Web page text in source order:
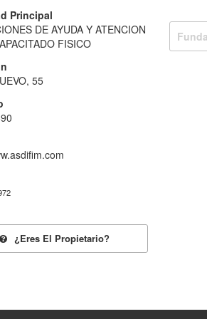
Principal
DE AYUDA Y ATENCION
FISICO
55
¿eres El Propietario?